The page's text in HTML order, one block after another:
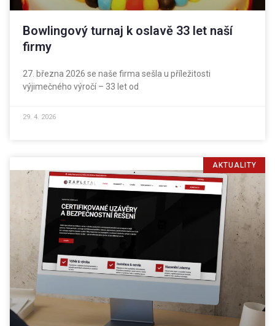
Bowlingový turnaj k oslavě 33 let naší
firmy
27. března 2026 se naše firma sešla u příležitosti
výjimečného výročí – 33 let od
29. 4. 2026
AKTUALITY